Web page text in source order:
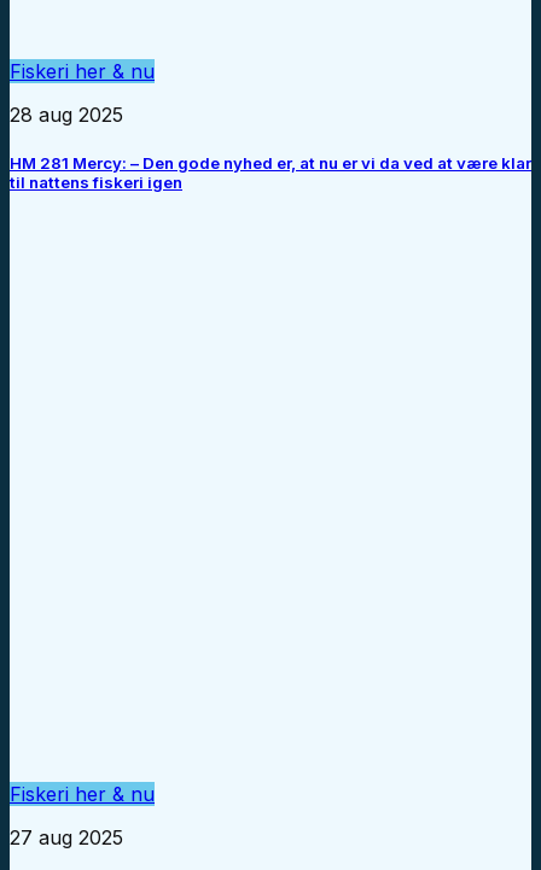
Fiskeri her & nu
28 aug 2025
HM 281 Mercy: – Den gode nyhed er, at nu er vi da ved at være klar
til nattens fiskeri igen
Fiskeri her & nu
27 aug 2025